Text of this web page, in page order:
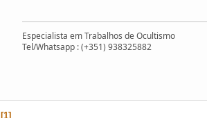
Especialista em Trabalhos de Ocultismo
Tel/Whatsapp : (+351) 938325882
1